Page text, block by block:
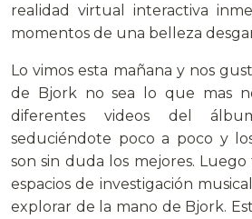
realidad virtual interactiva
momentos de una belleza
Lo vimos esta mañana y nos
de Bjork no sea lo que mas
diferentes videos del
seduciéndote poco a poco y
son sin duda los mejores.
espacios de investigación
explorar de la mano de Bjork.